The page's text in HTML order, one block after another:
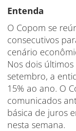
Entenda
O Copom se
consecutivos
cenário
Nos dois
setembro, a
15% ao ano. O
comunicados
básica de juros
nesta semana.